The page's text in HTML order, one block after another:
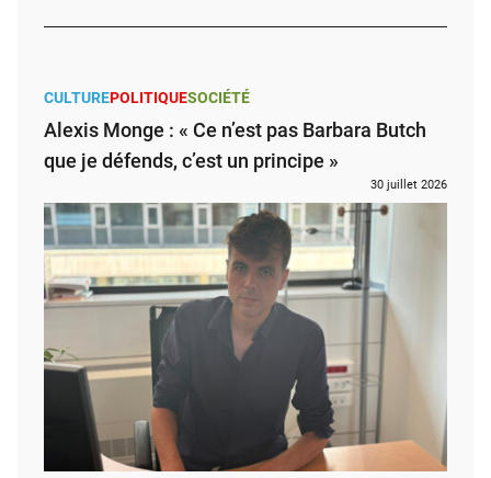
CULTUREPOLITIQUESOCIÉTÉ
Alexis Monge : « Ce n’est pas Barbara Butch
que je défends, c’est un principe »
30 juillet 2026